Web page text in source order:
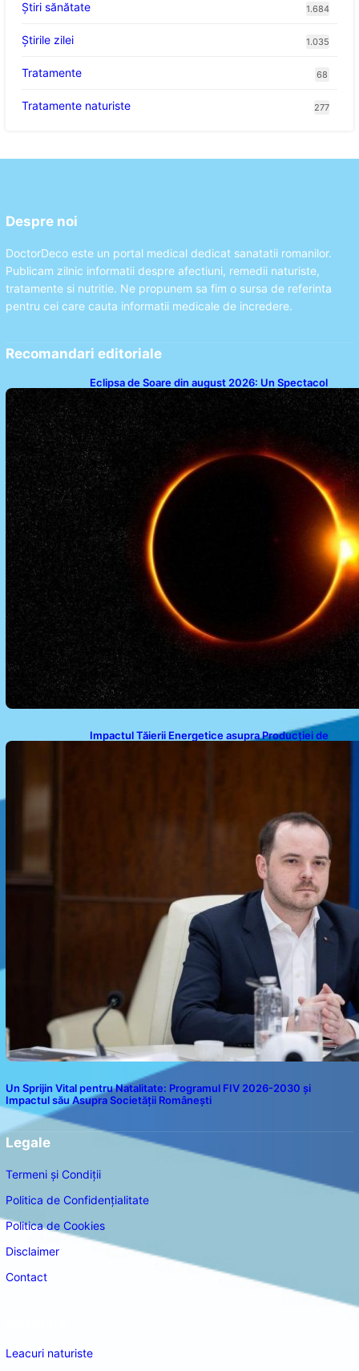
Ştiri sănătate 1.684
Știrile zilei 1.035
Tratamente 68
Tratamente naturiste 277
Despre noi
DoctorDeco este un portal medical dedicat sanatatii romanilor.
Publicam zilnic informatii despre afectiuni, remedii naturiste,
tratamente si nutritie. Ne propunem sa fim o sursa de referinta
pentru cei care cauta informatii medicale de incredere.
Recomandari editoriale
Eclipsa de Soare din august 2026: Un Spectacol
Astronomic Pe Cerul României
Impactul Tăierii Energetice asupra Producției de
Un Sprijin Vital pentru Natalitate: Programul FIV 2026-2030 și
Impactul său Asupra Societății Românești
Legale
Termeni și Condiții
Politica de Confidențialitate
Politica de Cookies
Disclaimer
Contact
Leacuri naturiste